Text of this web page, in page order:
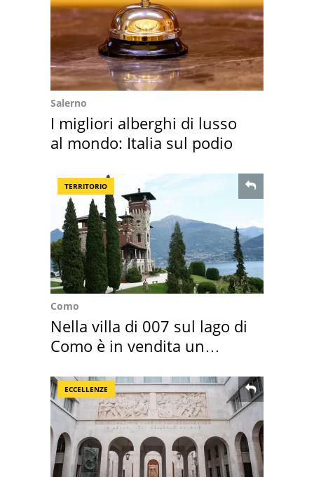
Salerno
I migliori alberghi di lusso
al mondo: Italia sul podio
TERRITORIO
Como
Nella villa di 007 sul lago di
Como è in vendita un
ECCELLENZE